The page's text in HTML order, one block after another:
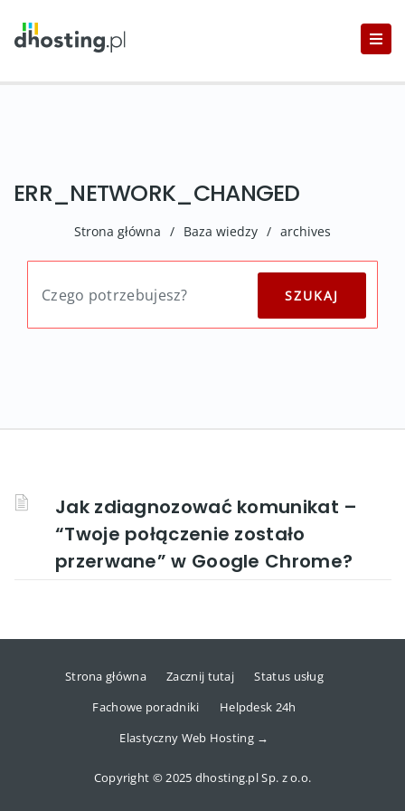
ERR_NETWORK_CHANGED
Strona główna / Baza wiedzy / archives
Jak zdiagnozować komunikat –
“Twoje połączenie zostało
przerwane” w Google Chrome?
Strona główna Zacznij tutaj
Status usług
Fachowe poradniki
Helpdesk 24h
Elastyczny Web Hosting →
Copyright © 2025 dhosting.pl Sp. z o.o.